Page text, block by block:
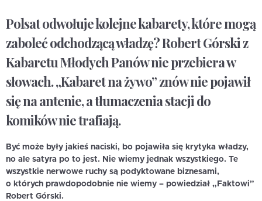
Polsat odwołuje kolejne kabarety, które mogą
zaboleć odchodzącą władzę? Robert Górski z
Kabaretu Młodych Panów nie przebiera w
słowach. „Kabaret na żywo” znów nie pojawił
się na antenie, a tłumaczenia stacji do
komików nie trafiają.
Być może były jakieś naciski, bo pojawiła się krytyka władzy,
no ale satyra po to jest. Nie wiemy jednak wszystkiego. Te
wszystkie nerwowe ruchy są podyktowane biznesami,
o których prawdopodobnie nie wiemy – powiedział „Faktowi”
Robert Górski.